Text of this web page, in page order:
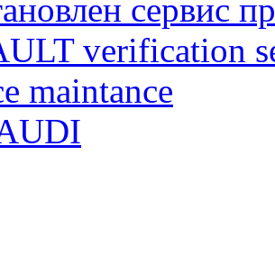
сервис
verification
maintance